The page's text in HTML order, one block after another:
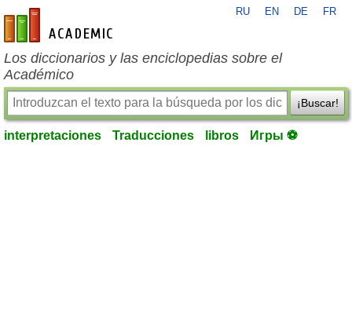
es-academic.com
RU EN DE FR
Los diccionarios y las enciclopedias sobre el
Académico
¡Buscar!
interpretaciones Traducciones libros Игры ⚽